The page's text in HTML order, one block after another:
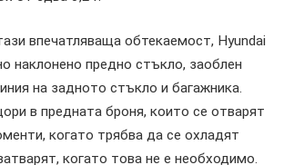
впечатляваща обтекаемост, Hyundai
наклонено предно стъкло, заоблен
на задното стъкло и багажника.
в предната броня, които се отварят
когато трябва да се охладят
когато това не е необходимо.